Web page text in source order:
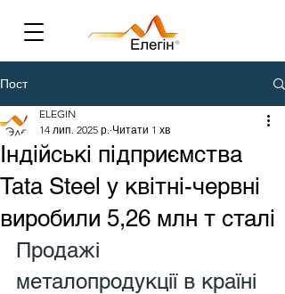
Пост
Індійські підприємства
Tata Steel у квітні-червні
виробили 5,26 млн т сталі
ELEGIN
14 лип. 2025 р. Читати 1 хв
Продажі
металопродукції в країні